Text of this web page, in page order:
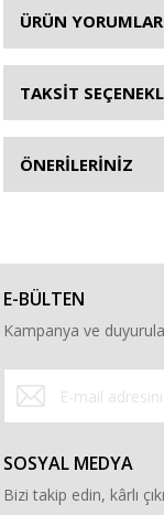
ÜRÜN
TAKSİT
ÖNERİLERİNİZ
E-BÜLTEN
Kampanya ve
SOSYAL MEDYA
Bizi takip edin, kârlı